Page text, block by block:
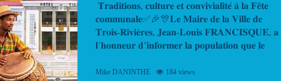
𝐓𝐫𝐚𝐝𝐢𝐭𝐢𝐨𝐧𝐬, 𝐜𝐮𝐥𝐭𝐮𝐫𝐞 𝐞𝐭 𝐜𝐨𝐧𝐯𝐢𝐯𝐢𝐚𝐥𝐢𝐭𝐞́ 𝐚̀ 𝐥𝐚 𝐅𝐞̂𝐭𝐞
𝐜𝐨𝐦𝐦𝐮𝐧𝐚𝐥𝐞✅🎉🎊𝐋𝐞 𝐌𝐚𝐢𝐫𝐞 𝐝𝐞 𝐥𝐚 𝐕𝐢𝐥𝐥𝐞 𝐝𝐞
𝐓𝐫𝐨𝐢𝐬-𝐑𝐢𝐯𝐢𝐞̀𝐫𝐞𝐬, 𝐉𝐞𝐚𝐧-𝐋𝐨𝐮𝐢𝐬 𝐅𝐑𝐀𝐍𝐂𝐈𝐒𝐐𝐔𝐄, 𝐚
𝐥’𝐡𝐨𝐧𝐧𝐞𝐮𝐫 𝐝’𝐢𝐧𝐟𝐨𝐫𝐦𝐞𝐫 𝐥𝐚 𝐩𝐨𝐩𝐮𝐥𝐚𝐭𝐢𝐨𝐧 𝐪𝐮𝐞 𝐥𝐞
Mike DANINTHE 184 views